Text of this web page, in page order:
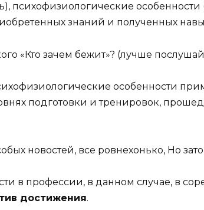
психофизиологические особенности
знаний и полученных
«Кто зачем бежит»? (лучше
особенности
подготовки и тренировок,
новостей, все ровнехонько, Но
в профессии, в данном случае, в
достижения.